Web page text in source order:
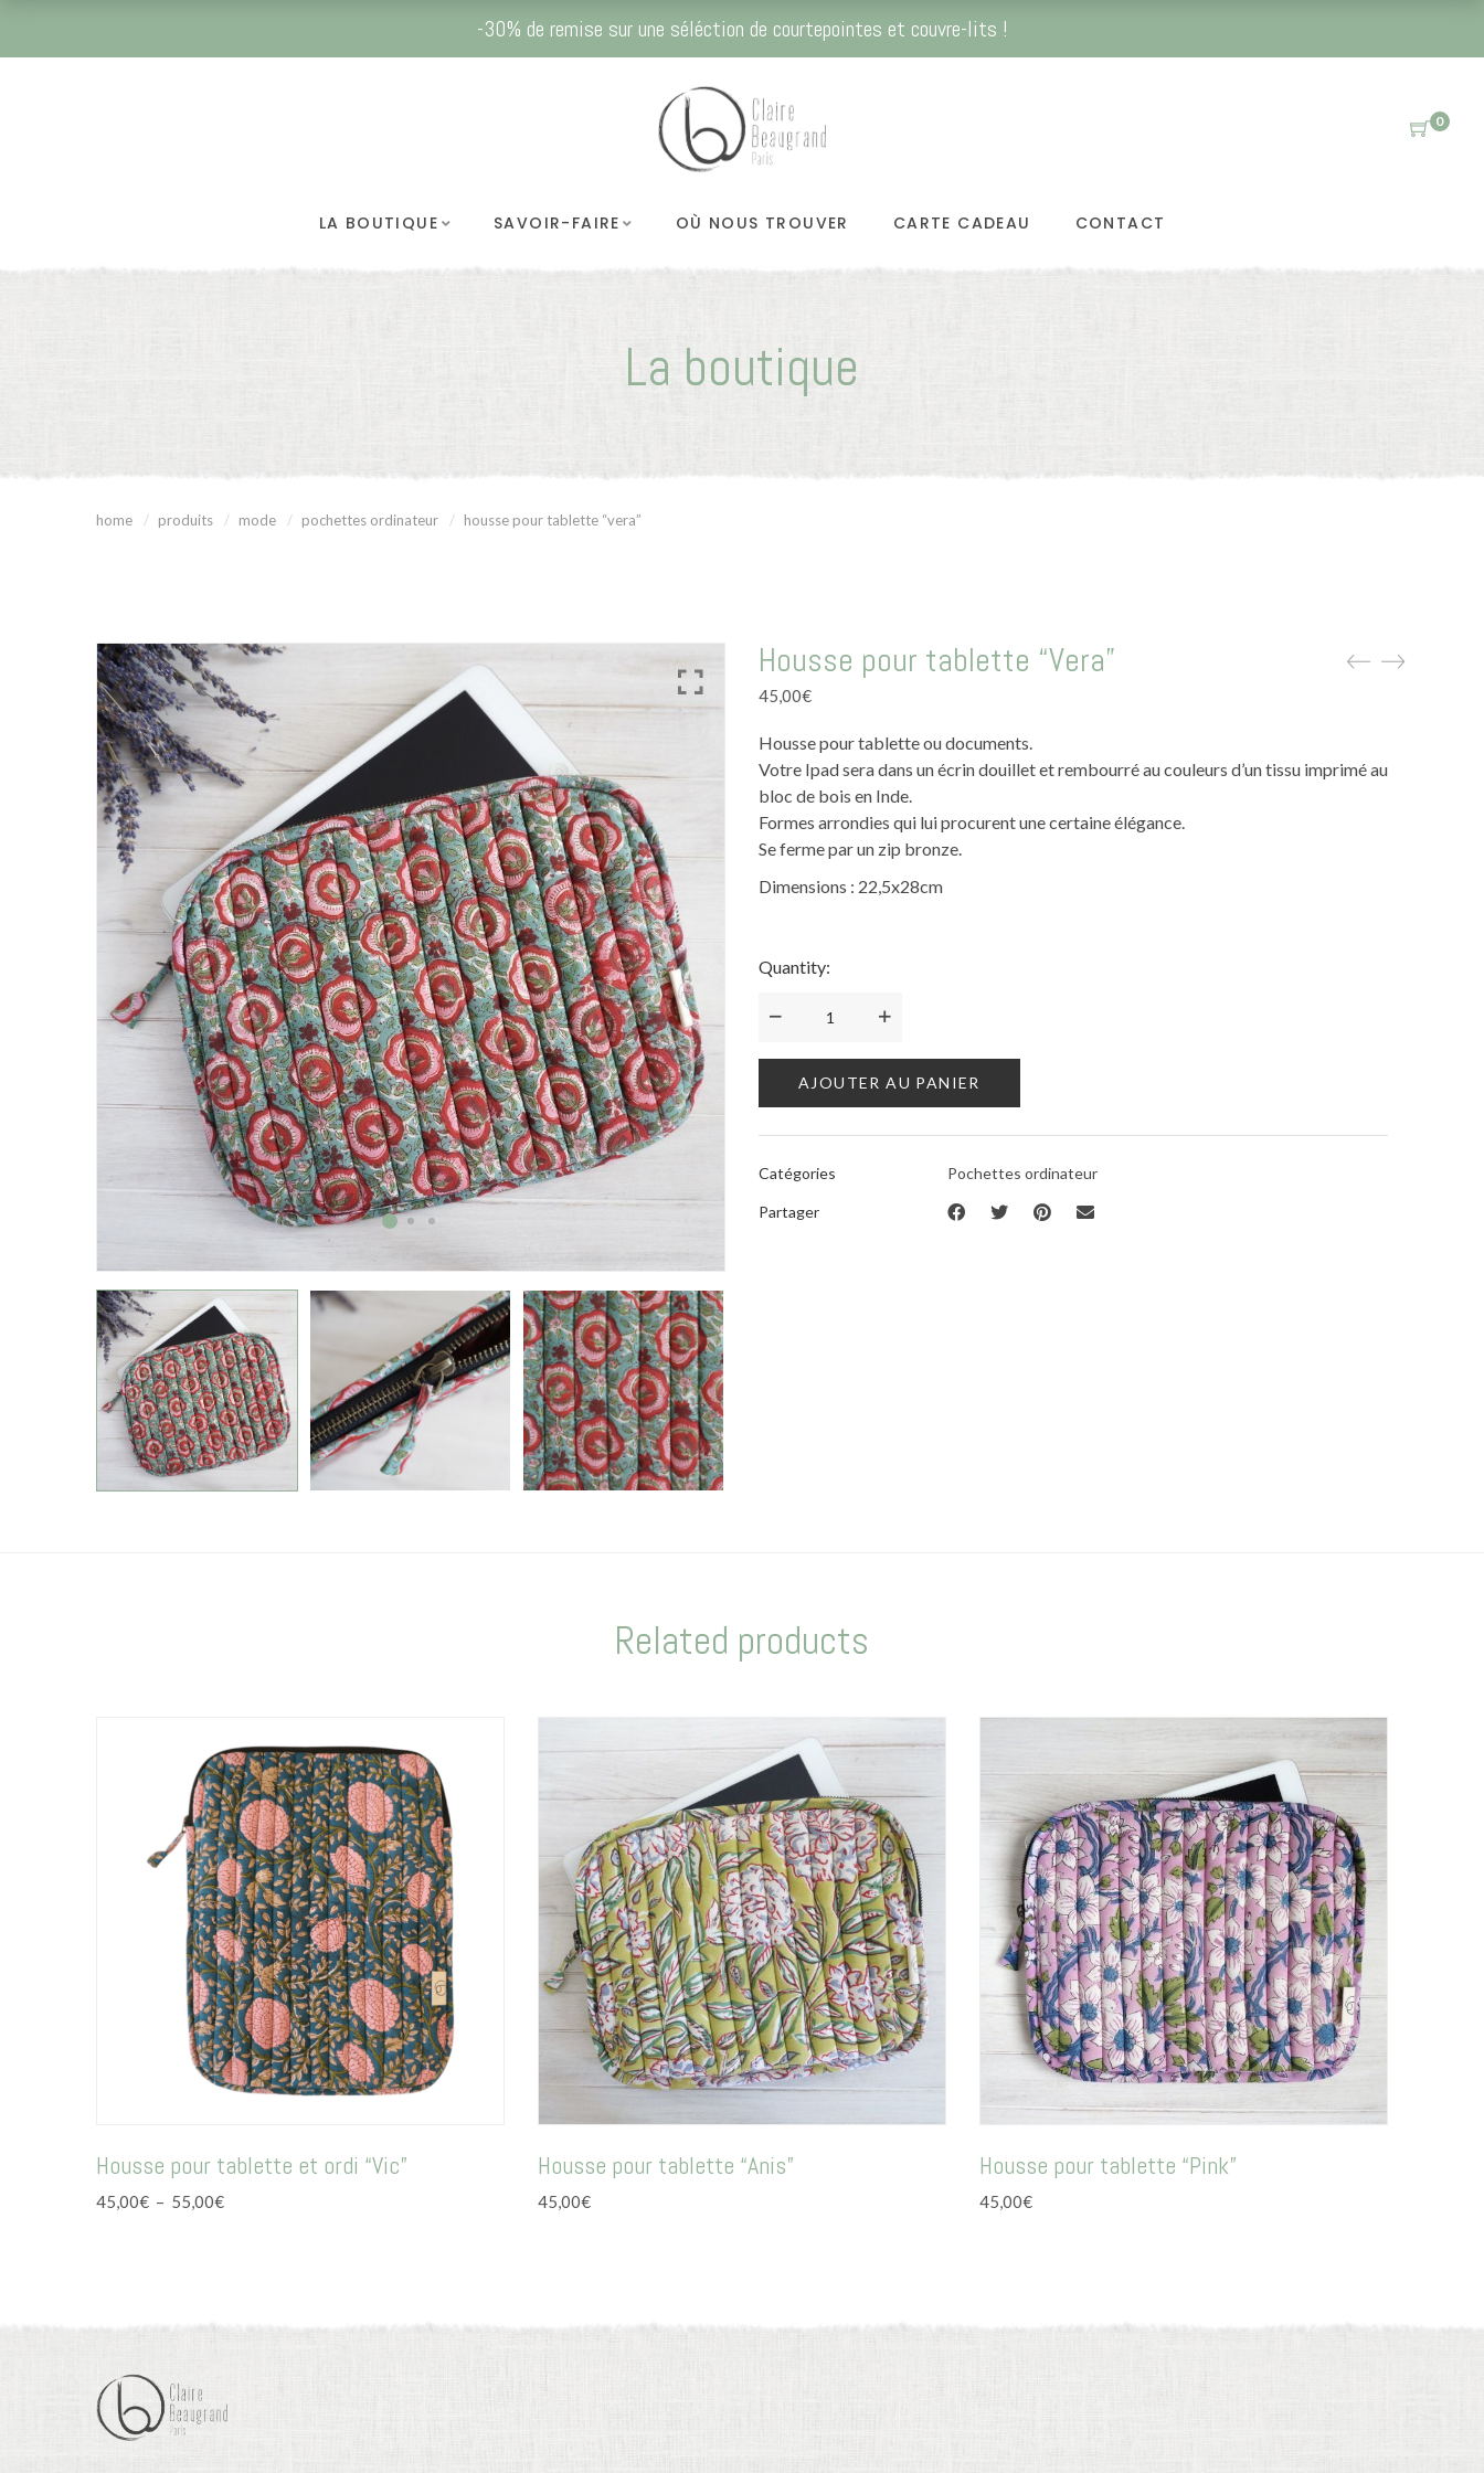
-30% de remise sur une séléction de courtepointes et couvre-lits !
0
LA BOUTIQUE SAVOIR-FAIRE OÙ NOUS TROUVER CARTE CADEAU CONTACT
La boutique
home produits mode pochettes ordinateur housse pour tablette “vera”
Housse pour tablette “Vera”
45,00€
Housse pour tablette ou documents.
Votre Ipad sera dans un écrin douillet et rembourré au couleurs d’un tissu imprimé au
bloc de bois en Inde.
Formes arrondies qui lui procurent une certaine élégance.
Se ferme par un zip bronze.
Dimensions : 22,5x28cm
Quantity:
AJOUTER AU PANIER
Catégories Pochettes ordinateur
Partager
Related products
Housse pour tablette et ordi “Vic”
45,00€ – 55,00€Plage
Housse pour tablette “Anis”
45,00€
Housse pour tablette “Pink”
45,00€